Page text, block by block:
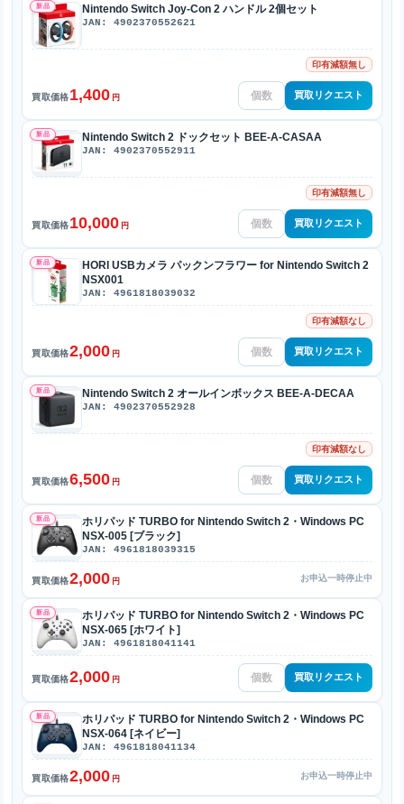
新品 Nintendo Switch Joy-Con 2 ハンドル 2個セット
JAN: 4902370552621
印有減額無し
買取価格1,400 円 買取リクエスト
新品 Nintendo Switch 2 ドックセット BEE-A-CASAA
JAN: 4902370552911
印有減額無し
買取価格10,000 円 買取リクエスト
新品
HORI USBカメラ パックンフラワー for Nintendo Switch 2
NSX001
JAN: 4961818039032
印有減額なし
買取価格2,000 円 買取リクエスト
新品 Nintendo Switch 2 オールインボックス BEE-A-DECAA
JAN: 4902370552928
印有減額なし
買取価格6,500 円 買取リクエスト
新品
ホリパッド TURBO for Nintendo Switch 2・Windows PC
NSX-005 [ブラック]
JAN: 4961818039315
買取価格2,000 円 お申込一時停止中
新品
ホリパッド TURBO for Nintendo Switch 2・Windows PC
NSX-065 [ホワイト]
JAN: 4961818041141
買取価格2,000 円 買取リクエスト
新品
ホリパッド TURBO for Nintendo Switch 2・Windows PC
NSX-064 [ネイビー]
JAN: 4961818041134
買取価格2,000 円 お申込一時停止中